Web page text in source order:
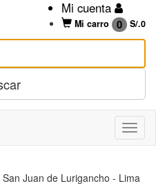
Mi cuenta
Mi carro 0 S/.0
Juan de Lurigancho - Lima